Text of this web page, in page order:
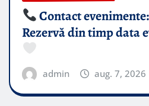
Contact evenimente:
Rezervă din timp data
admin aug. 7, 2026